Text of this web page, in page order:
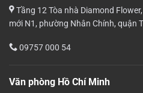
Tầng 12 Tòa nhà Diamond
mới N1, phường Nhân Chính, quận
09757 000 54
Văn phòng Hồ Chí Minh